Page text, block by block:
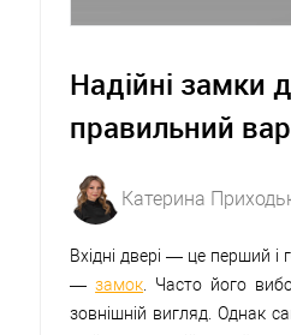
Надійні замки
правильний
Катерина
Вхідні двері — це перший
—замок. Часто його
зовнішній вигляд. Однак